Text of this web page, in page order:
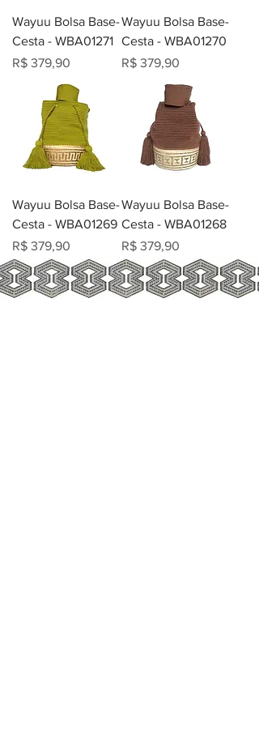
Wayuu Bolsa Base-
Cesta - WBA01271
Preço
R$ 379,90
Wayuu Bolsa Base-
Cesta - WBA01270
Preço
R$ 379,90
Wayuu Bolsa Base-
Cesta - WBA01269
Preço
R$ 379,90
Wayuu Bolsa Base-
Cesta - WBA01268
Preço
R$ 379,90